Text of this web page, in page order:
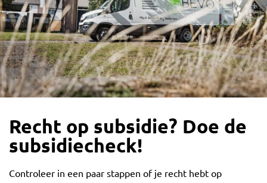
Recht op subsidie? Doe de
subsidiecheck!
Controleer in een paar stappen of je recht hebt op